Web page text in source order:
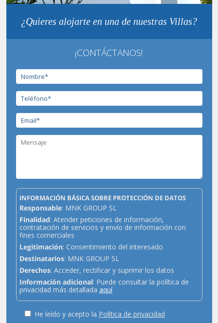
¿Quieres alojarte en una de nuestras Villas?
¡CONTÁCTANOS!
INFORMACIÓN BÁSICA SOBRE PROTECCIÓN DE DATOS
Responsable: MNK GROUP SL
Finalidad: Atender peticiones de información,
contratación de servicios y envío de información con
fines comerciales
Legitimación: Consentimiento del interesado
Destinatarios: MNK GROUP SL
Derechos: Acceder, rectificar y suprimir los datos
Información adicional: Puede consultar la política de
privacidad más detallada aquí
He leído y acepto la Política de privacidad